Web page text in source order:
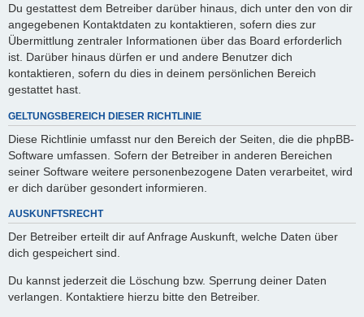
Du gestattest dem Betreiber darüber hinaus, dich unter den von dir
angegebenen Kontaktdaten zu kontaktieren, sofern dies zur
Übermittlung zentraler Informationen über das Board erforderlich
ist. Darüber hinaus dürfen er und andere Benutzer dich
kontaktieren, sofern du dies in deinem persönlichen Bereich
gestattet hast.
GELTUNGSBEREICH DIESER RICHTLINIE
Diese Richtlinie umfasst nur den Bereich der Seiten, die die phpBB-
Software umfassen. Sofern der Betreiber in anderen Bereichen
seiner Software weitere personenbezogene Daten verarbeitet, wird
er dich darüber gesondert informieren.
AUSKUNFTSRECHT
Der Betreiber erteilt dir auf Anfrage Auskunft, welche Daten über
dich gespeichert sind.
Du kannst jederzeit die Löschung bzw. Sperrung deiner Daten
verlangen. Kontaktiere hierzu bitte den Betreiber.